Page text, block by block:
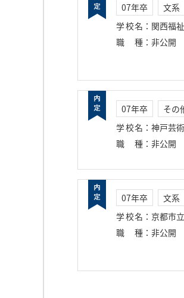
07年卒 文系
学校名 ： 関西福
職種 ： 非公開
07年卒 その
学校名 ： 神戸芸
職種 ： 非公開
07年卒 文系
学校名 ： 京都市
職種 ： 非公開